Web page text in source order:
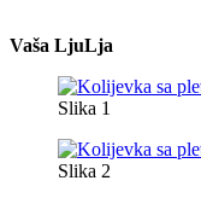
Vaša LjuLja
Slika 1
Slika 2